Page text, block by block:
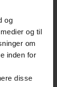
og
og til
om
inden for
disse
og